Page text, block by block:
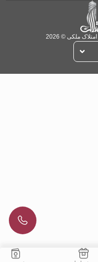
ملکی © 2026